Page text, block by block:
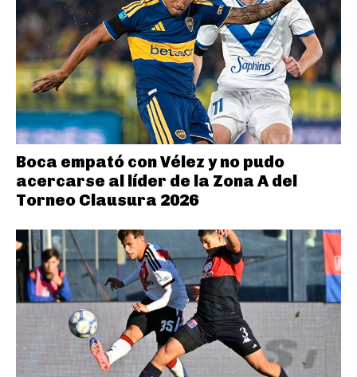
Boca empató con Vélez y no pudo
acercarse al líder de la Zona A del
Torneo Clausura 2026